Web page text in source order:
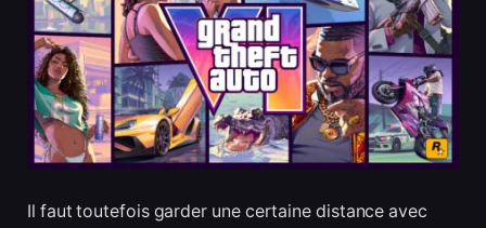
Il faut toutefois garder une certaine distance avec